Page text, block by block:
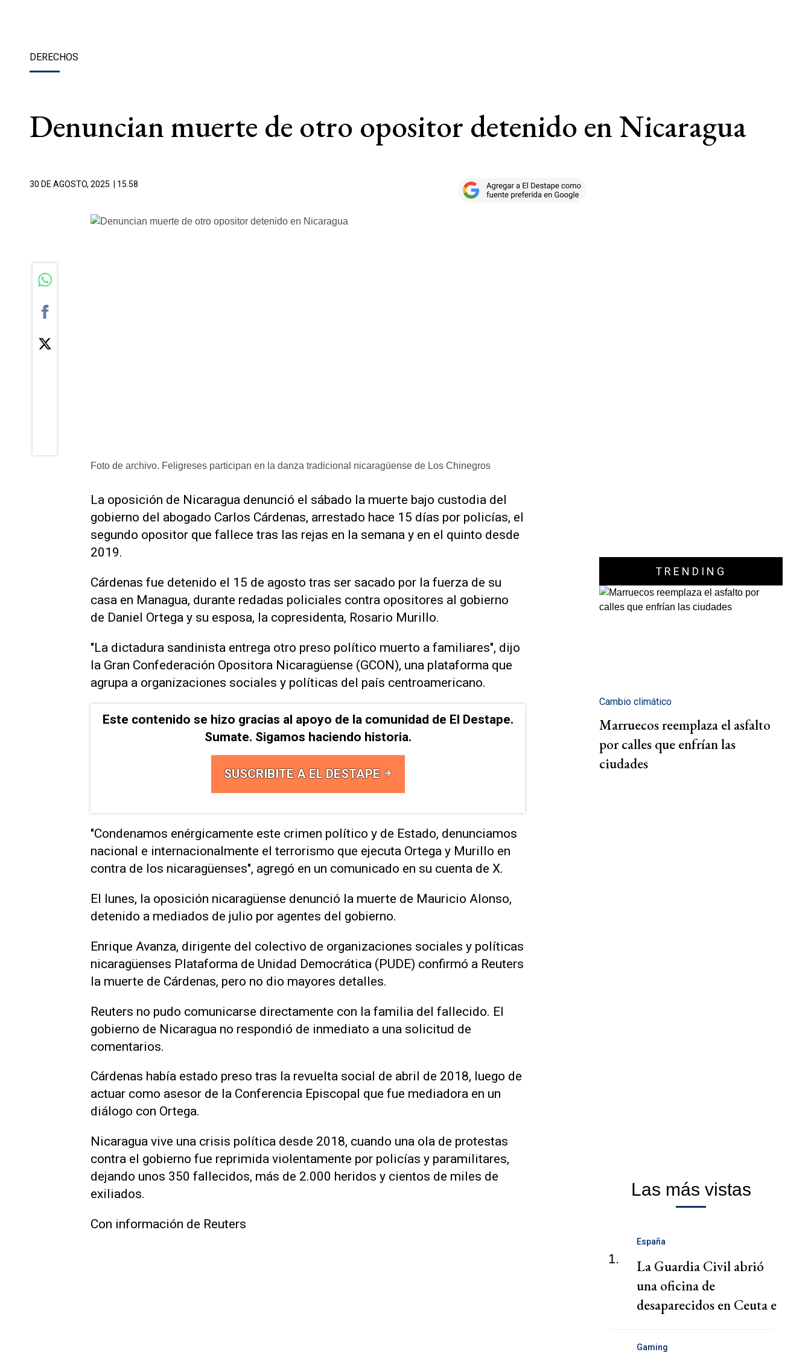
DERECHOS
Denuncian muerte de otro opositor detenido en Nicaragua
30 DE AGOSTO, 2025 | 15.58
Foto de archivo. Feligreses participan en la danza tradicional nicaragüense de Los Chinegros
La oposición de Nicaragua denunció el sábado la muerte bajo custodia del
gobierno del abogado Carlos Cárdenas, arrestado hace 15 días por policías, el
segundo opositor que fallece tras las rejas en la semana y en el quinto desde
2019.
Cárdenas fue detenido el 15 de agosto tras ser sacado por la fuerza de su
casa en Managua, durante redadas policiales contra opositores al gobierno
de Daniel Ortega y su esposa, la copresidenta, Rosario Murillo.
"La dictadura sandinista entrega otro preso político muerto a familiares", dijo
la Gran Confederación Opositora Nicaragüense (GCON), una plataforma que
agrupa a organizaciones sociales y políticas del país centroamericano.
Este contenido se hizo gracias al apoyo de la comunidad de El Destape.
Sumate. Sigamos haciendo historia.
SUSCRIBITE A EL DESTAPE
"Condenamos enérgicamente este crimen político y de Estado, denunciamos
nacional e internacionalmente el terrorismo que ejecuta Ortega y Murillo en
contra de los nicaragüenses", agregó en un comunicado en su cuenta de X.
El lunes, la oposición nicaragüense denunció la muerte de Mauricio Alonso,
detenido a mediados de julio por agentes del gobierno.
Enrique Avanza, dirigente del colectivo de organizaciones sociales y políticas
nicaragüenses Plataforma de Unidad Democrática (PUDE) confirmó a Reuters
la muerte de Cárdenas, pero no dio mayores detalles.
Reuters no pudo comunicarse directamente con la familia del fallecido. El
gobierno de Nicaragua no respondió de inmediato a una solicitud de
comentarios.
Cárdenas había estado preso tras la revuelta social de abril de 2018, luego de
actuar como asesor de la Conferencia Episcopal que fue mediadora en un
diálogo con Ortega.
Nicaragua vive una crisis política desde 2018, cuando una ola de protestas
contra el gobierno fue reprimida violentamente por policías y paramilitares,
dejando unos 350 fallecidos, más de 2.000 heridos y cientos de miles de
exiliados.
Con información de Reuters
TRENDING
Cambio climático
Marruecos reemplaza el asfalto
por calles que enfrían las
ciudades
Las más vistas
1.
España
La Guardia Civil abrió
una oficina de
desaparecidos en Ceuta e
Gaming